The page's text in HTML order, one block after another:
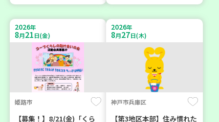
2026年
8月21日(金)
姫路市
【募集！】8/21(金)「くら
2026年
8月27日(木)
神戸市兵庫区
【第3地区本部】住み慣れた